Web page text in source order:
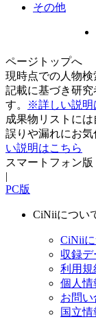
その他
ページトップへ
現時点での人物検
記載に基づき研
す。
※詳しい説明
成果物リストに
誤りや漏れにお気
い説明はこちら
スマートフォン版
|
PC版
CiNiiについ
CiNii
収録デ
利用規
個人情
お問
国立